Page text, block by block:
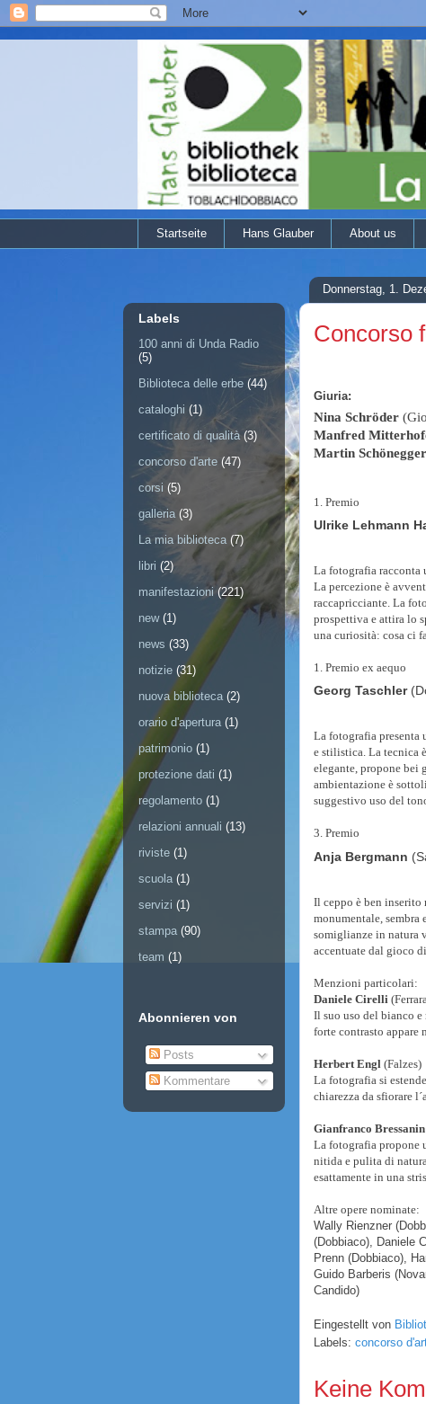
Startseite Hans Glauber About us
Donnerstag, 1.
Concorso
Giuria:
Nina Schröder
Manfred
Martin Schönegger
1. Premio
Ulrike Lehmann
La fotografia racconta
La percezione è
raccapricciante. La
prospettiva e attira lo
una curiosità: cosa ci
1. Premio ex aequo
Georg Taschler
La fotografia presenta
e stilistica. La tecnica
elegante, propone bei
ambientazione è
suggestivo uso del
3. Premio
Anja Bergmann
Il ceppo è ben inserito
monumentale, sembra
somiglianze in natura
accentuate dal gioco
Menzioni particolari:
Daniele Cirelli
Il suo uso del bianco
forte contrasto appare
Herbert Engl (Falzes)
La fotografia si
chiarezza da sfiorare
Gianfranco Bressanin
La fotografia propone
nitida e pulita di
esattamente in una
Altre opere nominate:
Wally Rienzner
(Dobbiaco),
Daniele
Prenn (Dobbiaco),
Guido Barberis
Candido)
Eingestellt von
Labels: concorso
Keine
Labels
100 anni di Unda Radio
(5)
Biblioteca delle erbe (44)
cataloghi (1)
certificato di qualità (3)
concorso d'arte (47)
corsi (5)
galleria (3)
La mia biblioteca (7)
libri (2)
manifestazioni (221)
new (1)
news (33)
notizie (31)
nuova biblioteca (2)
orario d'apertura (1)
patrimonio (1)
protezione dati (1)
regolamento (1)
relazioni annuali (13)
riviste (1)
scuola (1)
servizi (1)
stampa (90)
team (1)
Abonnieren von
Posts
Kommentare